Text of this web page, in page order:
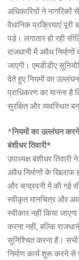
अधिकारियों ने
वैधानिक प्रक्रियाएं पूरी
पड़े। लगातार हो रही
राजधानी में अवैध
जाएगी। एमडीडीए
देते हुए नियमों का
प्राधिकरण का मानना है
सुरक्षित और व्यवस्थित
*नियमों का उल्लंघन करने
बंशीधर तिवारी*
उपाध्यक्ष बंशीधर
अवैध निर्माणों के खिलाफ
और चन्द्रवनी में की गई
स्वीकृत मानचित्र और
स्वीकार नहीं किया
करना नहीं, बल्कि
सुनिश्चित करना है।
निर्माण कार्य शुरू करने